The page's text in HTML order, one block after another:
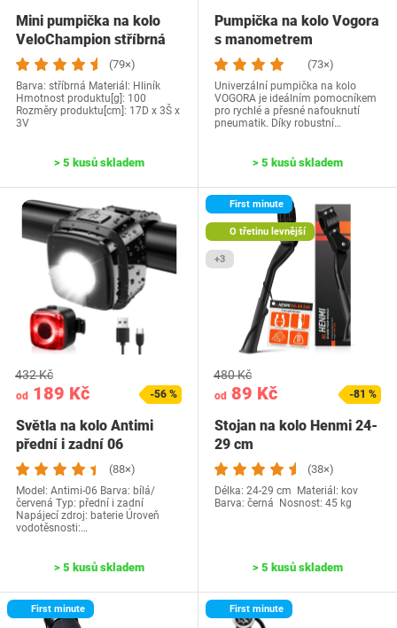
Mini pumpička na kolo
VeloChampion stříbrná
(79×)
Barva: stříbrná Materiál: Hliník
Hmotnost produktu[g]: 100
Rozměry produktu[cm]: 17D x 3Š x
3V
> 5 kusů skladem
Pumpička na kolo Vogora
s manometrem
(73×)
Univerzální pumpička na kolo
VOGORA je ideálním pomocníkem
pro rychlé a přesné nafouknutí
pneumatik. Díky robustní…
> 5 kusů skladem
od 189 Kč
432 Kč
-56 %
Světla na kolo Antimi
přední i zadní 06
(88×)
Model: ‎Antimi-06 Barva: bílá/
červená Typ: přední i zadní
Napájecí zdroj: baterie Úroveň
vodotěsnosti:…
> 5 kusů skladem
First minute
O třetinu levnější
+3
od 89 Kč
480 Kč
-81 %
Stojan na kolo Henmi 24-
29 cm
(38×)
Délka: 24-29 cm Materiál: kov
Barva: černá Nosnost: 45 kg
> 5 kusů skladem
First minute First minute